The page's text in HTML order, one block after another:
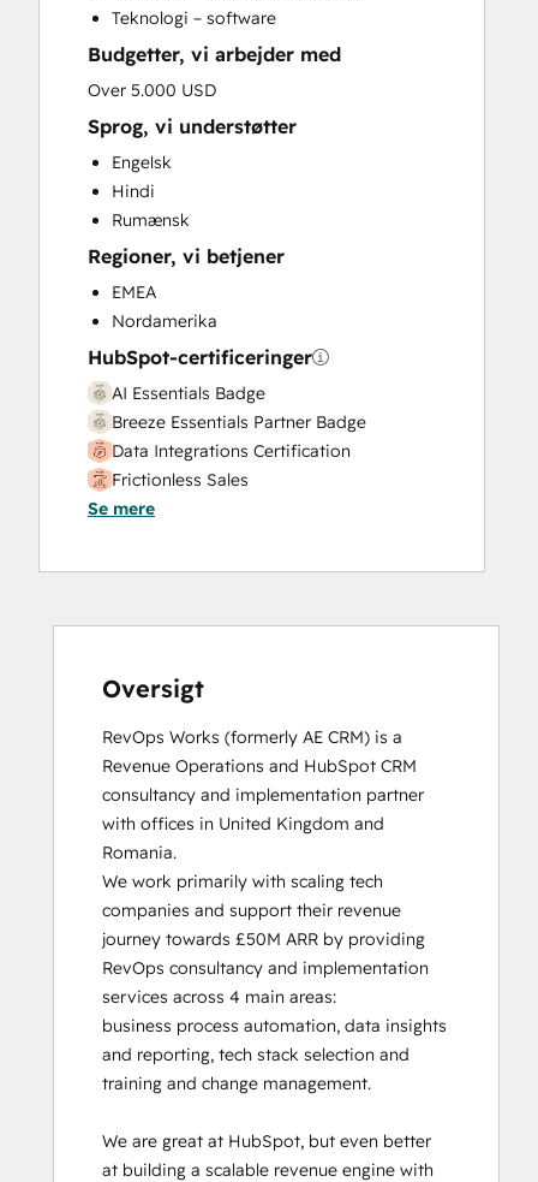
Help Desk Implementation
HubSpot Onboarding
Knowledge Base Development
Marketing Hub Professional Onboarding
Programmable Automation
Sales and Marketing Alignment
Sales Coaching and Training
Sales Enablement
Sales Hub Enterprise Onboarding
Sales Hub Professional Onboarding
Service Hub Professional Onboarding
Teknologi – software
Budgetter, vi arbejder med
Over 5.000 USD
Sprog, vi understøtter
Engelsk
Hindi
Rumænsk
Regioner, vi betjener
EMEA
Nordamerika
HubSpot-certificeringer
AI Essentials Badge
Breeze Essentials Partner Badge
Data Integrations Certification
Frictionless Sales
HubSpot Implementation for Partners
Certification
Inbound
Platform Consulting
Service Hub Software
Se mere
Oversigt
RevOps Works (formerly AE CRM) is a
Revenue Operations and HubSpot CRM
consultancy and implementation partner
with offices in United Kingdom and
Romania.
We work primarily with scaling tech
companies and support their revenue
journey towards £50M ARR by providing
RevOps consultancy and implementation
services across 4 main areas:
business process automation, data insights
and reporting, tech stack selection and
training and change management.
We are great at HubSpot, but even better
at building a scalable revenue engine with